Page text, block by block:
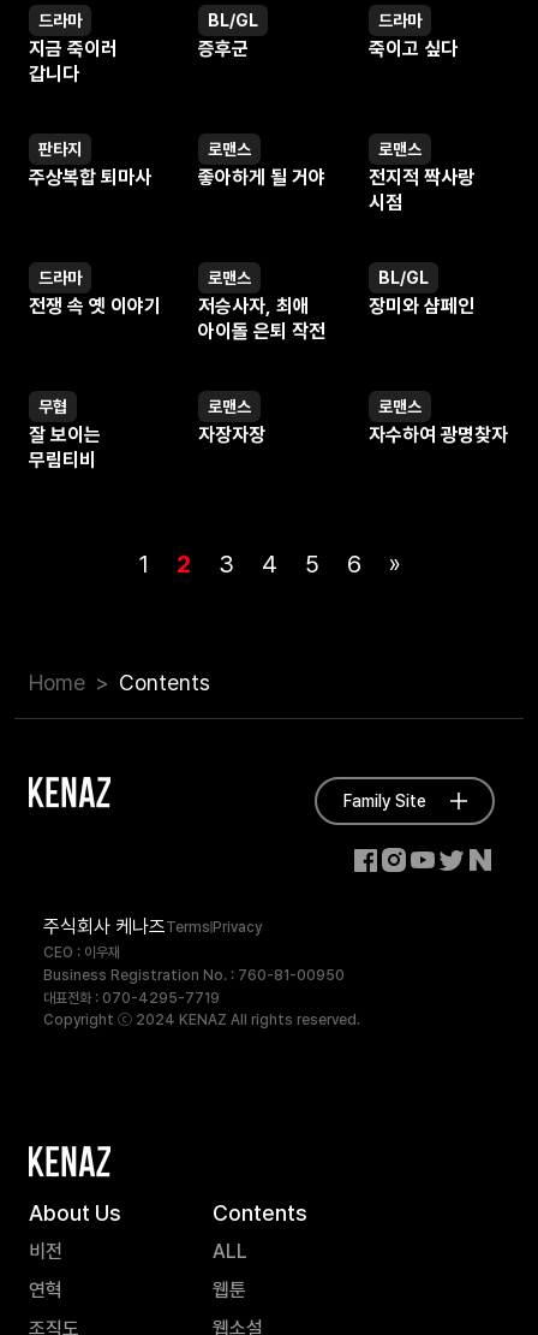
웹툰
드라마
지금 죽이러
갑니다
웹툰
BL/GL
증후군
웹툰
드라마
죽이고 싶다
웹툰
판타지
주상복합 퇴마사
웹툰
로맨스
좋아하게 될 거야
웹툰
로맨스
전지적 짝사랑
시점
웹툰
드라마
전쟁 속 옛 이야기
웹툰
로맨스
저승사자, 최애
아이돌 은퇴 작전
웹툰
BL/GL
장미와 샴페인
웹툰
무협
잘 보이는
무림티비
웹툰
로맨스
자장자장
웹툰
로맨스
자수하여 광명찾자
1 2 3 4 5 6 »
Home Contents
Family Site
주식회사 케나즈Terms Privacy
CEO : 이우재
Business Registration No. : 760-81-00950
대표전화 : 070-4295-7719
Copyright ⓒ 2024 KENAZ All rights reserved.
About Us
비전
연혁
조직도
Contents
ALL
웹툰
웹소설